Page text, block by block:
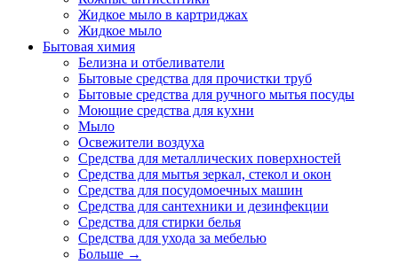
Жидкое мыло в картриджах
Жидкое мыло
Бытовая химия
Белизна и отбеливатели
Бытовые средства для прочистки труб
Бытовые средства для ручного мытья посуды
Моющие средства для кухни
Мыло
Освежители воздуха
Средства для металлических поверхностей
Средства для мытья зеркал, стекол и окон
Средства для посудомоечных машин
Средства для сантехники и дезинфекции
Средства для стирки белья
Средства для ухода за мебелью
Больше →